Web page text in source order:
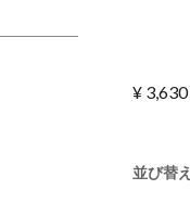
¥ 3,630
並び替え